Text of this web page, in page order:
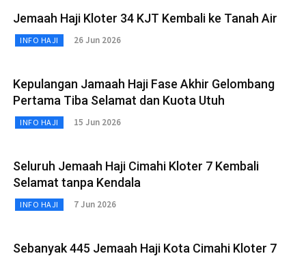
Jemaah Haji Kloter 34 KJT Kembali ke Tanah Air
INFO HAJI 26 Jun 2026
Kepulangan Jamaah Haji Fase Akhir Gelombang
Pertama Tiba Selamat dan Kuota Utuh
INFO HAJI 15 Jun 2026
Seluruh Jemaah Haji Cimahi Kloter 7 Kembali
Selamat tanpa Kendala
INFO HAJI 7 Jun 2026
Sebanyak 445 Jemaah Haji Kota Cimahi Kloter 7